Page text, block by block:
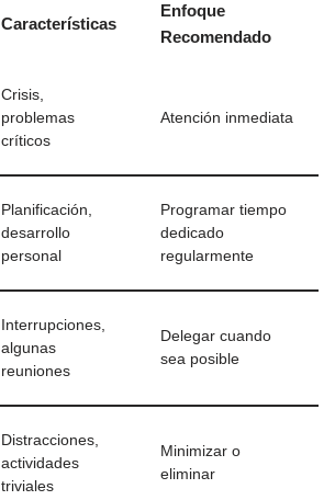
Características
Enfoque
Recomendado
Crisis,
problemas
críticos
Atención inmediata
Planificación,
desarrollo
personal
Programar tiempo
dedicado
regularmente
Interrupciones,
algunas
reuniones
Delegar cuando
sea posible
Distracciones,
actividades
triviales
Minimizar o
eliminar